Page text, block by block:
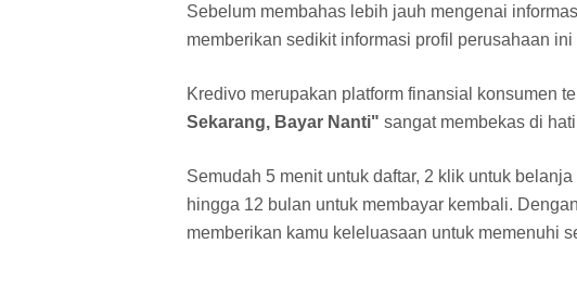
Sebelum membahas lebih jauh mengenai
memberikan sedikit informasi profil perusahaan
Kredivo merupakan platform finansial konsumen
Sekarang, Bayar Nanti" sangat membekas di
Semudah 5 menit untuk daftar, 2 klik untuk
hingga 12 bulan untuk membayar kembali.
memberikan kamu keleluasaan untuk memenuhi